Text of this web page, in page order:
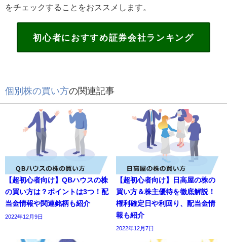
をチェックすることをおススメします。
初心者におすすめ証券会社ランキング
個別株の買い方の関連記事
【超初心者向け】QBハウスの株
の買い方は？ポイントは3つ！配
当金情報や関連銘柄も紹介
2022年12月9日
【超初心者向け】日高屋の株の
買い方＆株主優待を徹底解説！
権利確定日や利回り、配当金情
報も紹介
2022年12月7日